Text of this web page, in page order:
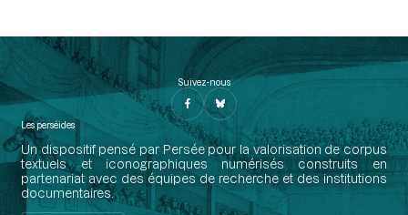
Suivez-nous
Les perséides
Un dispositif pensé par Persée pour la valorisation de corpus
textuels et iconographiques numérisés construits en
partenariat avec des équipes de recherche et des institutions
documentaires.